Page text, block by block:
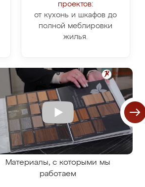
проектов:
от кухонь и шкафов до
полной меблировки
жилья.
Материалы, с которыми мы
работаем